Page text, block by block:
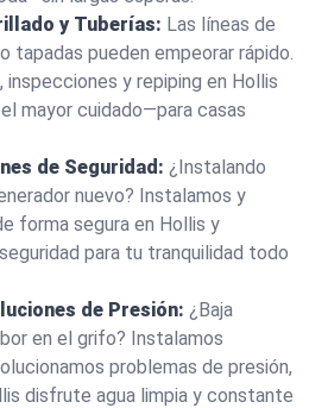
y Tuberías: Las líneas de
tapadas pueden empeorar rápido.
y repiping en Hollis
mayor cuidado—para casas
de Seguridad: ¿Instalando
nuevo? Instalamos y
forma segura en Hollis y
para tu tranquilidad todo
de Presión: ¿Baja
en el grifo? Instalamos
problemas de presión,
disfrute agua limpia y constante